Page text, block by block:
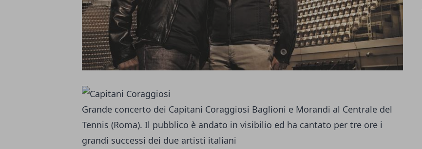
Grande concerto dei Capitani Coraggiosi Baglioni e Morandi al Centrale del
Tennis (Roma). Il pubblico è andato in visibilio ed ha cantato per tre ore i
grandi successi dei due artisti italiani